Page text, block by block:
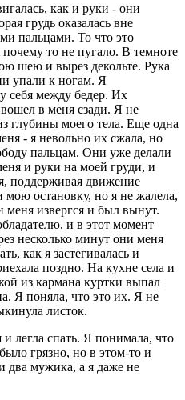
как и руки - они
грудь оказалась вне
пальцами. То что это
то не пугало. В темноте
шею и вырез декольте. Рука
упали к ногам. Я
себя между бедер. Их
в меня сзади. Я не
глубины моего тела. Еще одна
- я невольно их сжала, но
пальцам. Они уже делали
и руки на моей груди, и
поддерживая движение
остановку, но я не жалела,
меня извергся и был вынут.
и в этот момент
несколько минут они меня
как я застегивалась и
поздно. На кухне села и
из кармана куртки выпал
Я поняла, что это их. Я не
листок.
легла спать. Я понимала, что
грязно, но в этом-то и
два мужика, а я даже не